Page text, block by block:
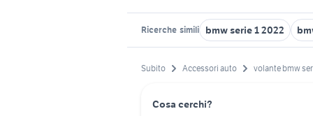
Ricerche simili bmw serie 1 2022
Subito Accessori auto volante bmw
Cosa cerchi?